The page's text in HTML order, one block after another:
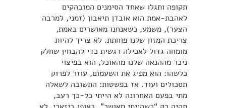
תקופה ותגלו שאחד הסימנים המובהקים
לאהבת-אמת הוא אובדן תיאבון (זמני, למרבה
הצער), משמע, כשאנחנו מאושרים באמת,
צריכת המזון שלנו פוחתת. לא צריך להיות
מומחה גדול לאכילה רגשית כדי להבחין שחלק
ניכר מההנאה שלנו מהאוכל, הוא בפיצוי
כלשהו: הוא מפיג את השעמום, עוזר לפרוק
תסכולים ועוד. אז בפשטות: התשובה לשאלה
מתי בפעם האחרונה לא הייתי כל-כך רעב,